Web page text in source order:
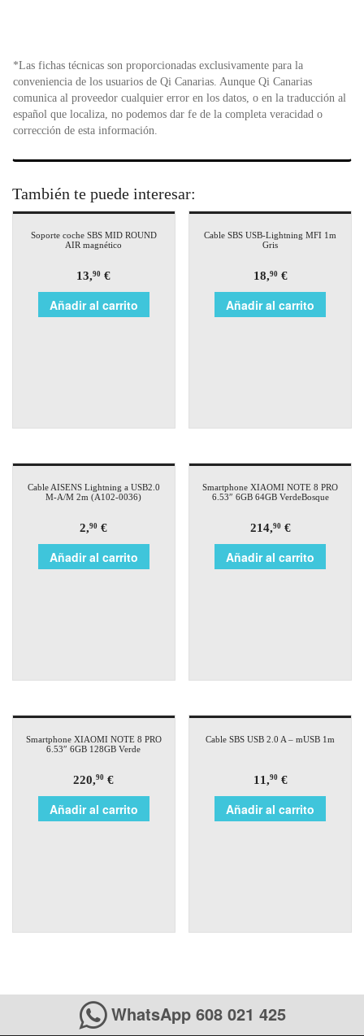
*Las fichas técnicas son proporcionadas exclusivamente para la
conveniencia de los usuarios de Qi Canarias. Aunque Qi Canarias
comunica al proveedor cualquier error en los datos, o en la traducción al
español que localiza, no podemos dar fe de la completa veracidad o
corrección de esta información.
También te puede interesar:
Soporte coche SBS MID ROUND
AIR magnético
13,90 €
Añadir al carrito
Cable SBS USB-Lightning MFI 1m
Gris
18,90€
Añadir al carrito
Cable AISENS Lightning a USB2.0
M-A/M 2m (A102-0036)
2,90 €
Añadir al carrito
Smartphone XIAOMI NOTE 8 PRO
6.53″ 6GB 64GB VerdeBosque
214,90€
Añadir al carrito
Smartphone XIAOMI NOTE 8 PRO
6.53″ 6GB 128GB Verde
220,90 €
Añadir al carrito
Cable SBS USB 2.0 A – mUSB 1m
11,90€
Añadir al carrito
WhatsApp 608 021 425